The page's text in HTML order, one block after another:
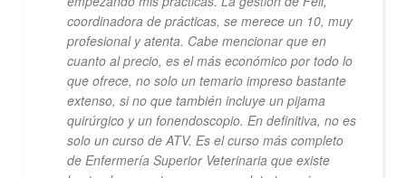
coordinadora de prácticas, se merece un 10, muy
profesional y atenta. Cabe mencionar que en
cuanto al precio, es el más económico por todo lo
que ofrece, no solo un temario impreso bastante
extenso, si no que también incluye un pijama
quirúrgico y un fonendoscopio. En definitiva, no es
solo un curso de ATV. Es el curso más completo
de Enfermería Superior Veterinaria que existe